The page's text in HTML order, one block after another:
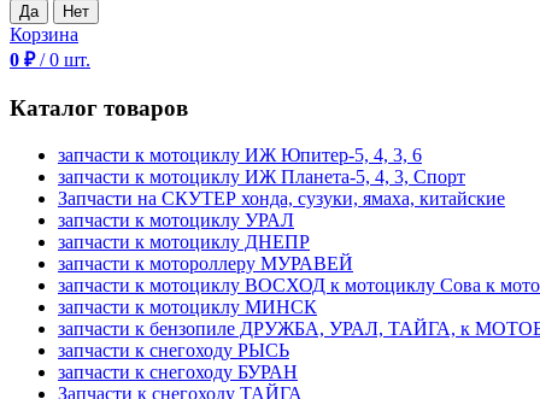
Корзина
0 ₽ /0 шт.
Каталог товаров
запчасти к мотоциклу ИЖ Юпитер-5, 4, 3, 6
запчасти к мотоциклу ИЖ Планета-5, 4, 3, Спорт
Запчасти на СКУТЕР хонда, сузуки, ямаха, китайские
запчасти к мотоциклу УРАЛ
запчасти к мотоциклу ДНЕПР
запчасти к мотороллеру МУРАВЕЙ
запчасти к мотоциклу ВОСХОД к мотоциклу Сова к
запчасти к мотоциклу МИНСК
запчасти к бензопиле ДРУЖБА, УРАЛ, ТАЙГА, к
запчасти к снегоходу РЫСЬ
запчасти к снегоходу БУРАН
Запчасти к снегоходу ТАЙГА